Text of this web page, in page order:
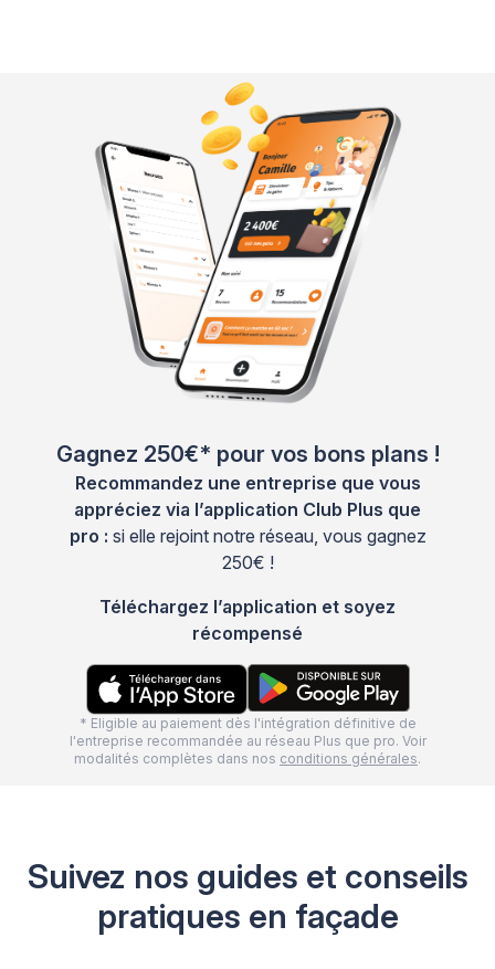
Gagnez 250€* pour vos bons plans !
Recommandez une entreprise que vous
appréciez via l’application Club Plus que
pro : si elle rejoint notre réseau, vous gagnez
250€ !
Téléchargez l’application et soyez
récompensé
* Eligible au paiement dès l'intégration définitive de
l'entreprise recommandée au réseau Plus que pro. Voir
modalités complètes dans nos conditions générales.
Suivez nos guides et conseils
pratiques en façade